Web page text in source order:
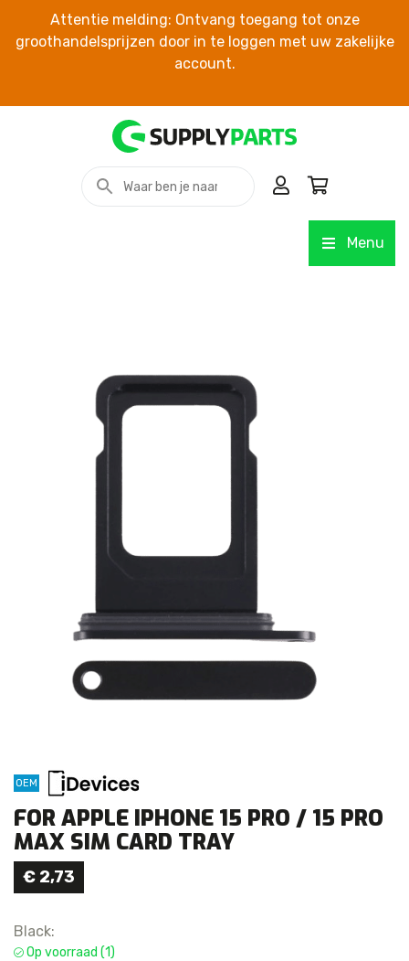
Attentie melding: Ontvang toegang tot onze
groothandelsprijzen door in te loggen met uw zakelijke
account.
Menu
OEM
FOR APPLE IPHONE 15 PRO / 15 PRO
MAX SIM CARD TRAY
€ 2,73
Black:
Op voorraad (1)